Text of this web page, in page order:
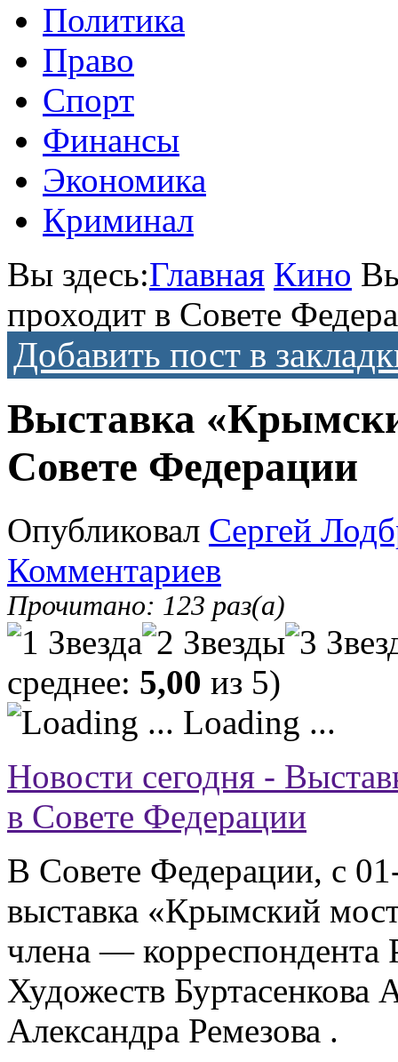
Политика
Право
Спорт
Финансы
Экономика
Криминал
Вы здесь:Главная Кино
проходит в Совете
Добавить пост в
Выставка
Совете Федерации
Опубликовал Сергей
Комментариев
Прочитано: 123 раз(а)
среднее: 5,00 из 5)
Loading ...
Новости сегодня -
в Совете Федерации
В Совете Федерации, с
выставка «Крымский
члена — корреспондента
Художеств Буртасенкова
Александра Ремезова .